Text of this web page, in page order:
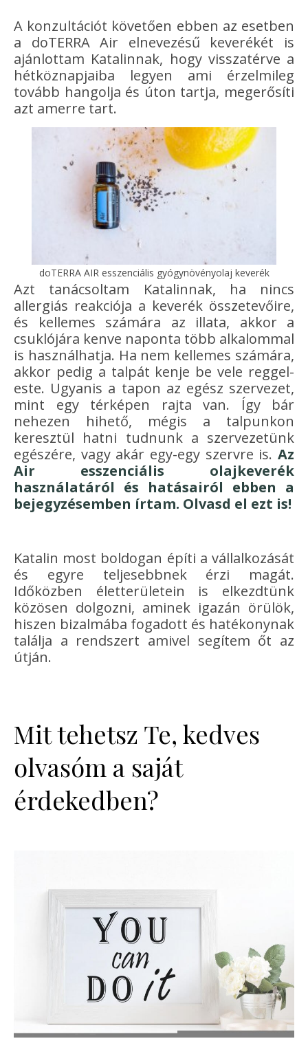
A konzultációt követően ebben az esetben
a doTERRA Air elnevezésű keverékét is
ajánlottam Katalinnak, hogy visszatérve a
hétköznapjaiba legyen ami érzelmileg
tovább hangolja és úton tartja, megerősíti
azt amerre tart.
doTERRA AIR esszenciális gyógynövényolaj keverék
Azt tanácsoltam Katalinnak, ha nincs
allergiás reakciója a keverék összetevőire,
és kellemes számára az illata, akkor a
csuklójára kenve naponta több alkalommal
is használhatja. Ha nem kellemes számára,
akkor pedig a talpát kenje be vele reggel-
este. Ugyanis a tapon az egész szervezet,
mint egy térképen rajta van. Így bár
nehezen hihető, mégis a talpunkon
keresztül hatni tudnunk a szervezetünk
egészére, vagy akár egy-egy szervre is. Az
Air esszenciális olajkeverék
használatáról és hatásairól ebben a
bejegyzésemben írtam. Olvasd el ezt is!
Katalin most boldogan építi a vállalkozását
és egyre teljesebbnek érzi magát.
Időközben életterületein is elkezdtünk
közösen dolgozni, aminek igazán örülök,
hiszen bizalmába fogadott és hatékonynak
találja a rendszert amivel segítem őt az
útján.
Mit tehetsz Te, kedves
olvasóm a saját
érdekedben?